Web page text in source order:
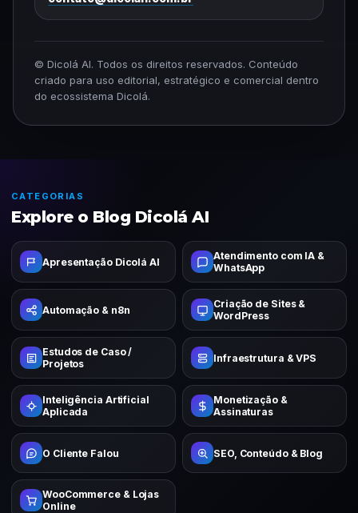
© Dicolá AI. Todos os direitos reservados. Conteúdo
criado para uso editorial, estratégico e comercial dentro
do ecossistema Dicolá.
CATEGORIAS
Explore o Blog Dicolá AI
Apresentação Dicolá AI
Atendimento com IA &
WhatsApp
Automação & n8n
Criação de Sites &
WordPress
Estudos de Caso /
Projetos
Infraestrutura & VPS
Inteligência Artificial
Aplicada
Monetização &
Assinaturas
O Cliente Falou SEO, Conteúdo & Blog
WooCommerce & Lojas
Online